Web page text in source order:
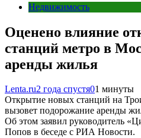
Недвижимость
Оценено влияние
станций метро в
аренды жилья
Lenta.ru2 года спустя01 минуты
Открытие новых станций на
вызовет подорожание аренды
Об этом заявил руководитель
Попов в беседе с РИА Новости.